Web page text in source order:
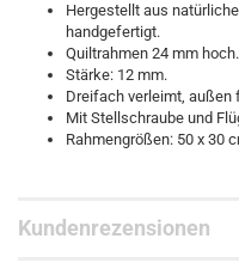
Hergestellt aus
handgefertigt.
Quiltrahmen 24 mm hoch.
Stärke: 12 mm.
Dreifach verleimt, außen
Mit Stellschraube und
Rahmengrößen: 50 x 30
Kundenrezensionen